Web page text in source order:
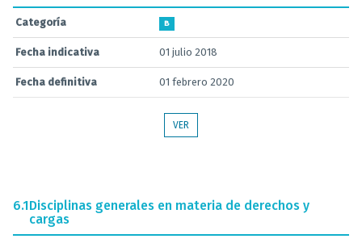
Categoría B
Fecha indicativa 01 julio 2018
Fecha definitiva 01 febrero 2020
VER
6.1Disciplinas generales en materia de derechos y
cargas